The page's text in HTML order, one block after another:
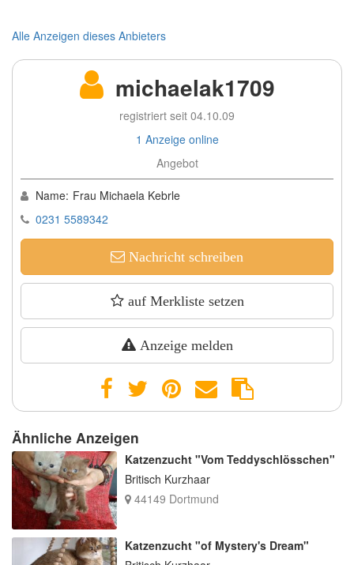
Alle Anzeigen dieses Anbieters
michaelak1709
registriert seit 04.10.09
1 Anzeige online
Angebot
Name: Frau Michaela Kebrle
0231 5589342
Nachricht schreiben
auf Merkliste setzen
Anzeige melden
Ähnliche Anzeigen
Katzenzucht "Vom Teddyschlösschen"
Britisch Kurzhaar
44149 Dortmund
Katzenzucht "of Mystery's Dream"